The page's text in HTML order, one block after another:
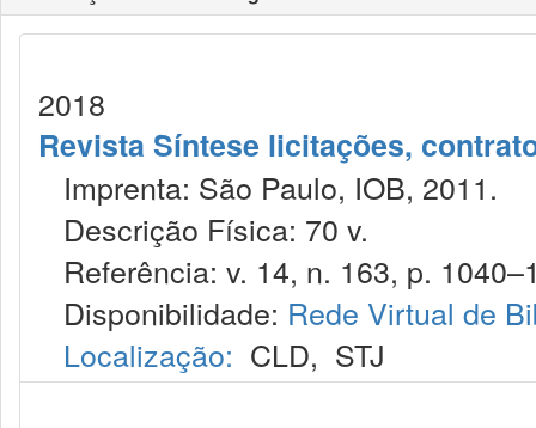
2018
Revista Síntese licitações,
Imprenta: São Paulo, IOB, 2011.
Descrição Física: 70 v.
Referência: v. 14, n. 163, p.
Disponibilidade: Rede Virtual de
Localização: CLD, STJ